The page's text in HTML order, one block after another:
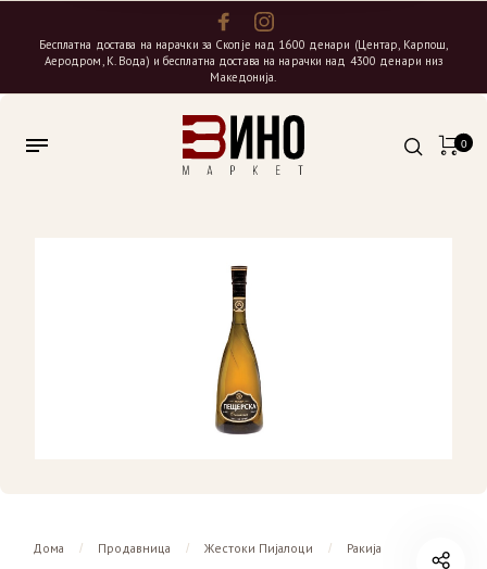
Бесплатна достава на нарачки за Скопје над 1600 денари (Центар, Карпош,
Аеродром, К. Вода) и бесплатна достава на нарачки над 4300 денари низ
Македонија.
0
Дома / Продавница / Жестоки Пијалоци / Ракија